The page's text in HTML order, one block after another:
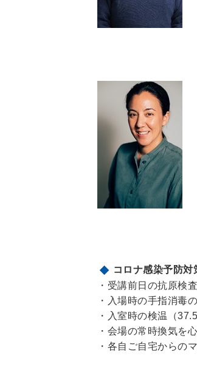
コロナ感染予防対
・受講前日の抗原検査
・入場時の手指消毒
・入室時の検温（
・会場の常時換気を
・各自ご自宅からの